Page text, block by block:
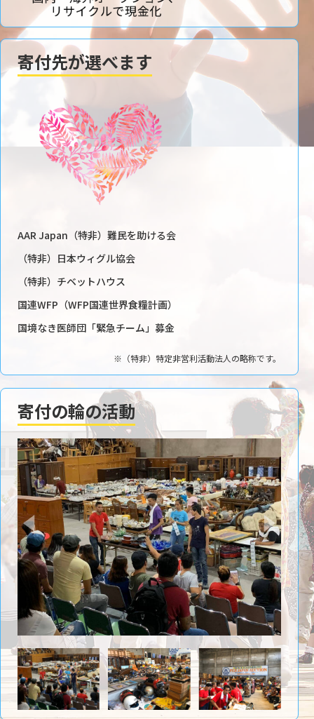
寄付先が選べます
AAR Japan（特非）難民を助ける会
（特非）日本ウィグル協会
（特非）チベットハウス
国連WFP（WFP国連世界食糧計画）
国境なき医師団「緊急チーム」募金
※（特非）特定非営利活動法人の略称です。
寄付の輪の活動